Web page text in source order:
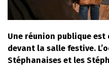
Une réunion publique est
devant la salle festive.
Stéphanaises et les